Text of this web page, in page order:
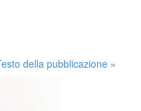
della pubblicazione »